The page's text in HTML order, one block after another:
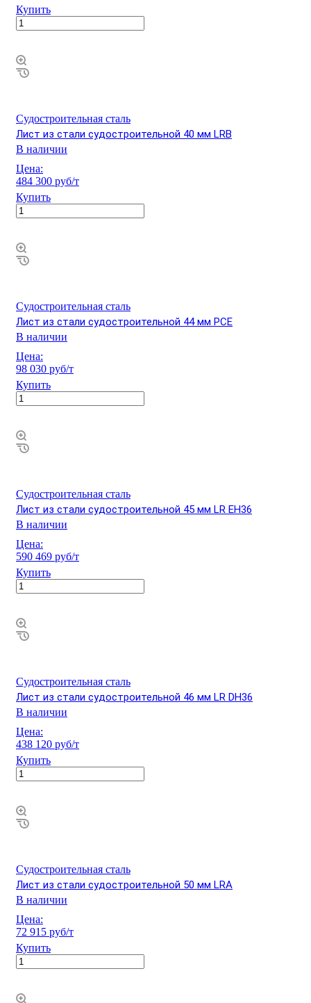
Купить
Судостроительная сталь
Лист из стали судостроительной 40 мм LRB
В наличии
Цена:
484 300 руб/т
Купить
Судостроительная сталь
Лист из стали судостроительной 44 мм РСЕ
В наличии
Цена:
98 030 руб/т
Купить
Судостроительная сталь
Лист из стали судостроительной 45 мм LR EH36
В наличии
Цена:
590 469 руб/т
Купить
Судостроительная сталь
Лист из стали судостроительной 46 мм LR DH36
В наличии
Цена:
438 120 руб/т
Купить
Судостроительная сталь
Лист из стали судостроительной 50 мм LRA
В наличии
Цена:
72 915 руб/т
Купить